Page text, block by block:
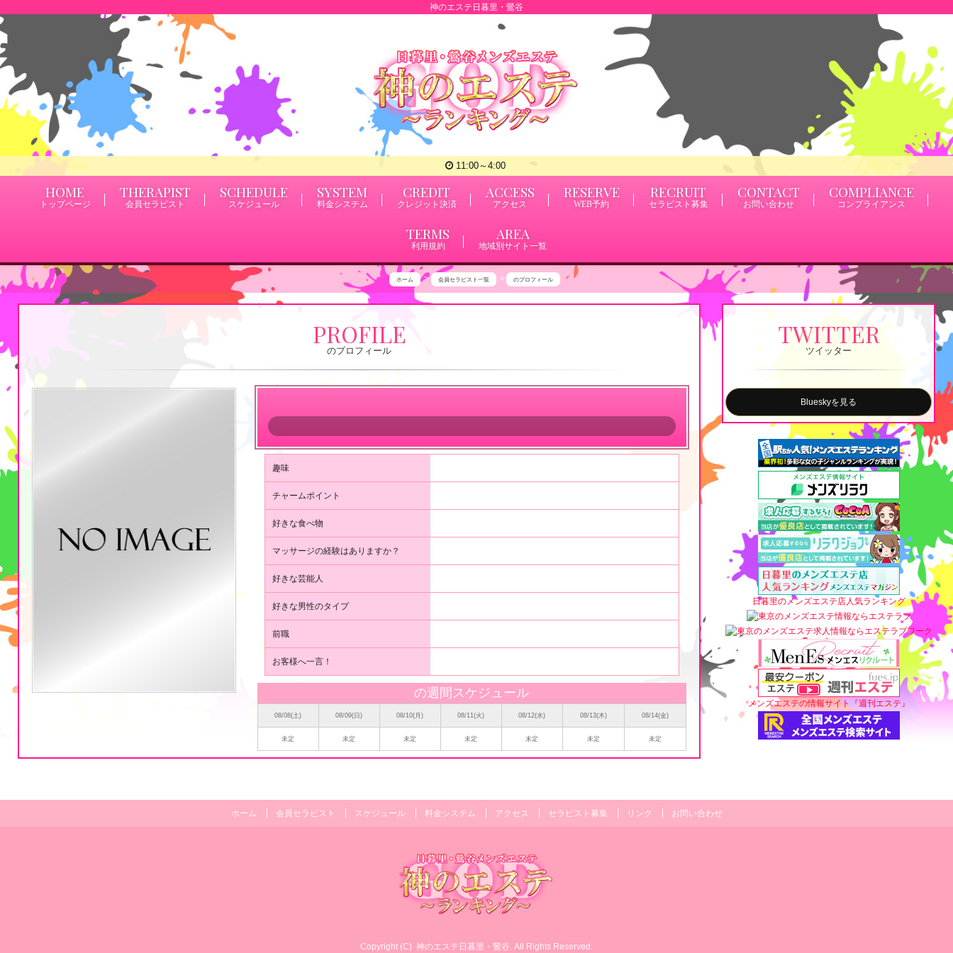
神のエステ日暮里・鶯谷
11:00～4:00
HOME
トップページ
THERAPIST
会員セラピスト
SCHEDULE
スケジュール
SYSTEM
料金システム
CREDIT
クレジット決済
ACCESS
アクセス
RESERVE
WEB予約
RECRUIT
セラピスト募集
CONTACT
お問い合わせ
COMPLIANCE
コンプライアンス
TERMS
利用規約
AREA
地域別サイト一覧
ホーム 会員セラピスト一覧 のプロフィール
エ
ス
暮
里
の
プ
ロ
フ
ー
PROFILE
のプロフィール
趣味
チャームポイント
好きな食べ物
マッサージの経験はありますか？
好きな芸能人
好きな男性のタイプ
前職
お客様へ一言！
の週間スケジュール
08/08(土) 08/09(日) 08/10(月) 08/11(火) 08/12(水) 08/13(木) 08/14(金)
未定 未定 未定 未定 未定 未定 未定
TWITTER
ツイッター
Blueskyを見る
日暮里のメンズエステ店人気ランキング
メンズエステの情報サイト『週刊エステ』
ホーム 会員セラピスト スケジュール 料金システム アクセス セラピスト募集 リンク お問い合わせ
Copyright (C) 神のエステ日暮里・鶯谷. All Rights Reserved.